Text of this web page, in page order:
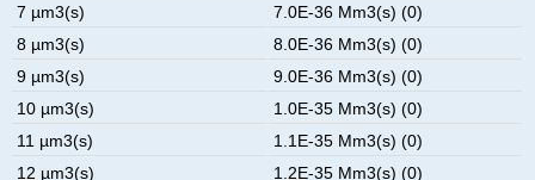
7 µm3(s)
7.0E-36 Mm3(s) (0)
8 µm3(s)
8.0E-36 Mm3(s) (0)
9 µm3(s)
9.0E-36 Mm3(s) (0)
10 µm3(s)
1.0E-35 Mm3(s) (0)
11 µm3(s)
1.1E-35 Mm3(s) (0)
12 µm3(s)
1.2E-35 Mm3(s) (0)